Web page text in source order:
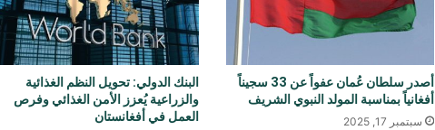
أصدر سلطان عُمان عفواً عن 33 سجيناً
أفغانياً بمناسبة المولد النبوي الشريف
سبتمبر 17, 2025
البنك الدولي: تحويل النظم الغذائية
والزراعية يُعزز الأمن الغذائي وفرص
العمل في أفغانستان